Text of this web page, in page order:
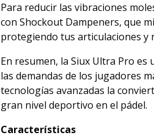
Para reducir las vibraciones
con Shockout Dampeners, que
protegiendo tus articulaciones y
En resumen, la Siux Ultra Pro
las demandas de los jugadores
tecnologías avanzadas la
gran nivel deportivo en el pádel.
Características